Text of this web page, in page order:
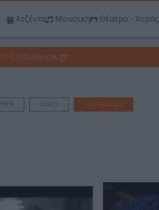
Ατζέντα Μουσική Θέατρο - Χορός
Culturenow.gr
VIDEO LIVE REVIEWS